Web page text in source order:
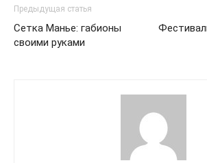
Предыдущая статья
Сетка Манье: габионы
своими руками